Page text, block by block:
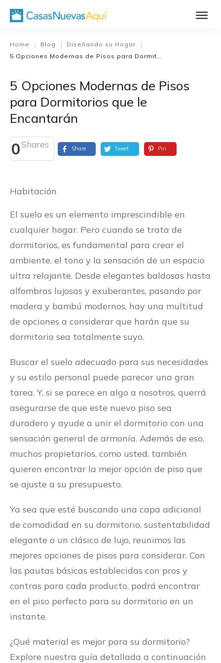
El Proceso de
Home | Blog | Diseñando su Hogar
|
5 Opciones Modernas de Pisos para Dormitorios que le Encantarán
5 Opciones Modernas de Pisos
para Dormitorios que le
Encantarán
0Shares Share Tweet Pin
Habitación
El suelo es un elemento imprescindible en
cualquier hogar. Pero cuando se trata de
dormitorios, es fundamental para crear el
ambiente, el tono y la sensación de un espacio
ultra relajante. Desde elegantes baldosas hasta
alfombras lujosas y exuberantes, pasando por
madera y bambú modernos, hay una multitud
de opciones a considerar que harán que su
dormitorio sea totalmente suyo.
Buscar el suelo adecuado para sus necesidades
y su estilo personal puede parecer una gran
tarea. Y, si se parece en algo a nosotros, querrá
asegurarse de que este nuevo piso sea
duradero y ayude a unir el dormitorio con una
sensación general de armonía. Además de eso,
muchos propietarios, como usted, también
quieren encontrar la mejor opción de piso que
se ajuste a su presupuesto.
Ya sea que esté buscando una capa adicional
de comodidad en su dormitorio, sustentabilidad
elegante o un clásico de lujo, reunimos las
mejores opciones de pisos para considerar. Con
las pautas básicas establecidas con pros y
contras para cada producto, podrá encontrar
en el piso perfecto para su dormitorio en un
instante.
¿Qué material es mejor para su dormitorio?
Explore nuestra guía detallada a continuación